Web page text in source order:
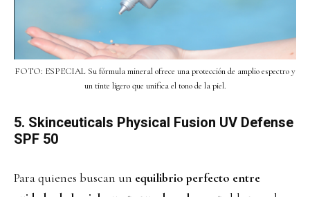
FOTO: ESPECIAL Su fórmula mineral ofrece una protección de amplio espectro y
un tinte ligero que unifica el tono de la piel.
5. Skinceuticals Physical Fusion UV Defense
SPF 50
Para quienes buscan un equilibrio perfecto entre